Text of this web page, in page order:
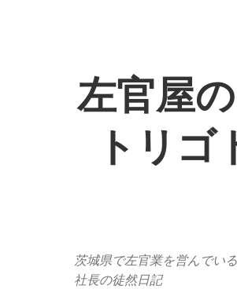
左官屋
トリゴ
茨城県で左官業を営んでい
社長の徒然日記